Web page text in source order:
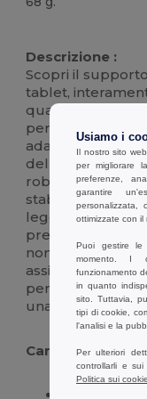
Descrizione :
Scopri il
tablet,
qualità. Questo
per offrire la
adattandosi
della casa o
robusta e al
stabilità del tuo
leggere o
preoccupazioni.
non solo
assicura anche
per il tuo spazio
una soluzione
Caratteristiche :
Usiamo i
Il nostro sito
per migliorare
preferenze,
garantire
personalizzata,
ottimizzate con il
Puoi gestire le
momento. I
funzionamento
in quanto
sito. Tuttavia,
tipi di cookie,
l'analisi e la
Per ulteriori
controllarli e
Politica sui cookie